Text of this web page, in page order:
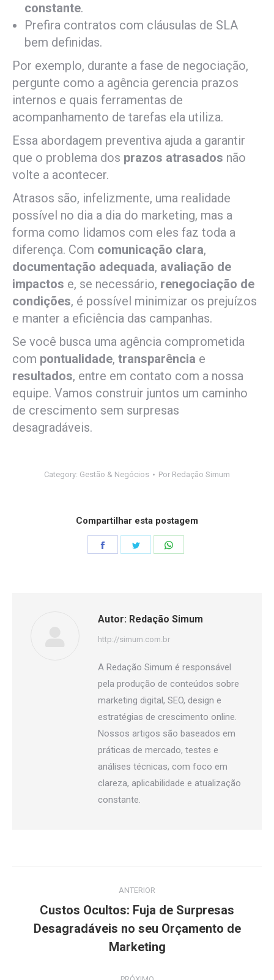
constante.
Prefira contratos com cláusulas de SLA
bem definidas.
Por exemplo, durante a fase de negociação,
pergunte como a agência gerencia prazos
internos e quais ferramentas de
acompanhamento de tarefas ela utiliza.
Essa abordagem preventiva ajuda a garantir
que o problema dos prazos atrasados não
volte a acontecer.
Atrasos são, infelizmente, uma realidade
possível no dia a dia do marketing, mas a
forma como lidamos com eles faz toda a
diferença. Com comunicação clara,
documentação adequada, avaliação de
impactos e, se necessário, renegociação de
condições, é possível minimizar os prejuízos
e manter a eficiência das campanhas.
Se você busca uma agência comprometida
com pontualidade, transparência e
resultados, entre em contato com a nossa
equipe. Vamos construir juntos um caminho
de crescimento sem surpresas
desagradáveis.
Category: Gestão & Negócios Por Redação Simum
Compartilhar esta postagem
Autor: Redação Simum
http://simum.com.br
A Redação Simum é responsável
pela produção de conteúdos sobre
marketing digital, SEO, design e
estratégias de crescimento online.
Nossos artigos são baseados em
práticas de mercado, testes e
análises técnicas, com foco em
clareza, aplicabilidade e atualização
constante.
post:
ANTERIOR
Post
anterior:
Custos Ocultos: Fuja de Surpresas
Desagradáveis no seu Orçamento de
Marketing